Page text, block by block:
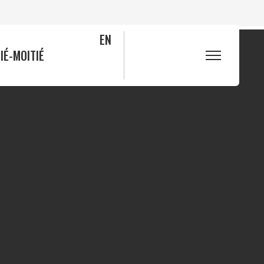
MOITIÉ
EN